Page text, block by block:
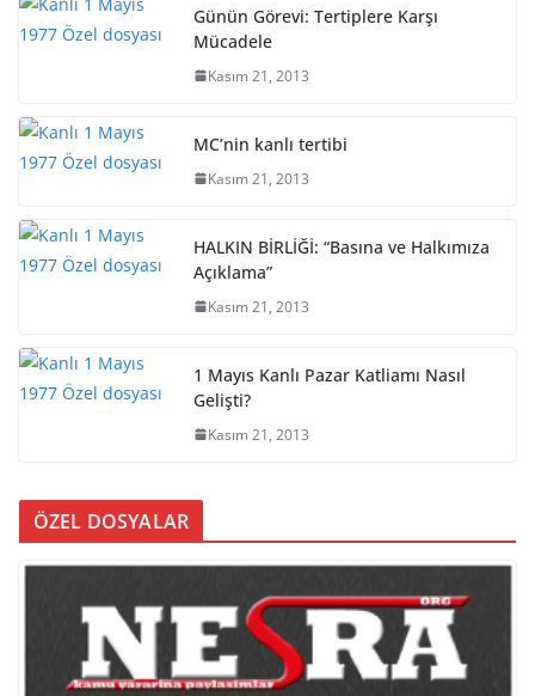
Günün Görevi: Tertiplere Karşı
Mücadele
Kasım 21, 2013
MC’nin kanlı tertibi
Kasım 21, 2013
HALKIN BİRLİĞİ: “Basına ve Halkımıza
Açıklama”
Kasım 21, 2013
1 Mayıs Kanlı Pazar Katliamı Nasıl
Gelişti?
Kasım 21, 2013
ÖZEL DOSYALAR